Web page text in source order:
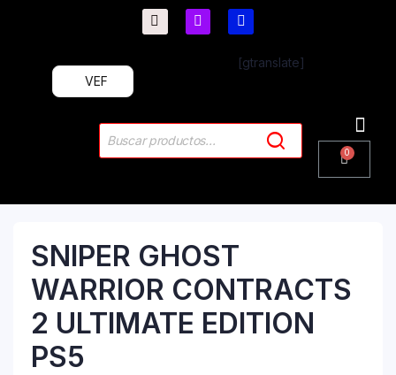
[gtranslate]
VEF
SNIPER GHOST
WARRIOR CONTRACTS
2 ULTIMATE EDITION
PS5